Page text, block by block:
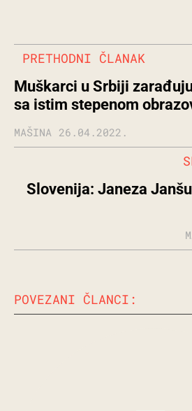
PRETHODNI ČLANAK
Muškarci u Srbiji
sa istim stepenom
MAŠINA 26.04.2022.
Slovenija: Janeza
POVEZANI ČLANCI: